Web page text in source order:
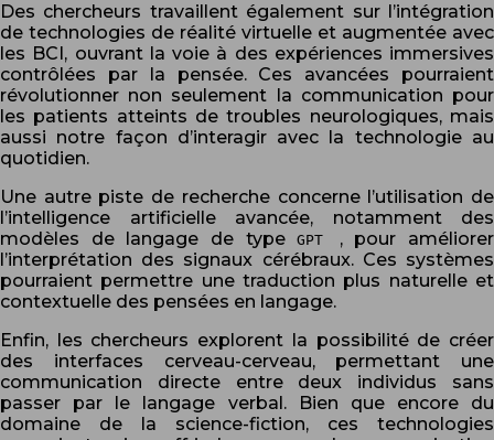
Des chercheurs travaillent également sur l’intégration
de technologies de réalité virtuelle et augmentée avec
les BCI, ouvrant la voie à des expériences immersives
contrôlées par la pensée. Ces avancées pourraient
révolutionner non seulement la communication pour
les patients atteints de troubles neurologiques, mais
aussi notre façon d’interagir avec la technologie au
quotidien.
Une autre piste de recherche concerne l’utilisation de
l’intelligence artificielle avancée, notamment des
modèles de langage de typeGPT , pour améliorer
l’interprétation des signaux cérébraux. Ces systèmes
pourraient permettre une traduction plus naturelle et
contextuelle des pensées en langage.
Enfin, les chercheurs explorent la possibilité de créer
des interfaces cerveau-cerveau, permettant une
communication directe entre deux individus sans
passer par le langage verbal. Bien que encore du
domaine de la science-fiction, ces technologies